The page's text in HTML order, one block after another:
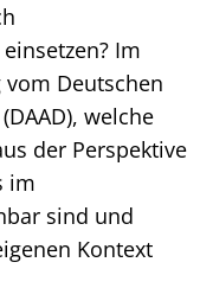
Im
vom Deutschen
welche
der Perspektive
im
sind und
Kontext